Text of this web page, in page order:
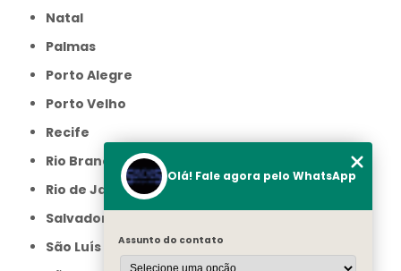
Natal
Palmas
Porto Alegre
Porto Velho
Recife
Rio Branco
Rio de Janeiro
Salvador
São Luís
Olá! Fale agora pelo WhatsApp
Assunto do contato